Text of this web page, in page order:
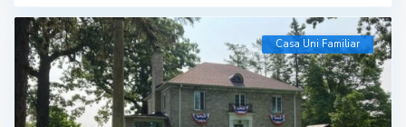
Casa Uni Familiar